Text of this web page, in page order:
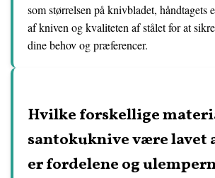
som størrelsen på knivbladet, håndtagets
af ​​kniven og kvaliteten af stålet for at
dine behov og præferencer.
Hvilke forskellige
santokuknive være lavet
er fordelene og